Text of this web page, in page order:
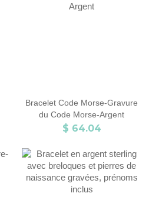
Bracelet Code Morse-Gravure
du Code Morse-Argent
$ 64.04